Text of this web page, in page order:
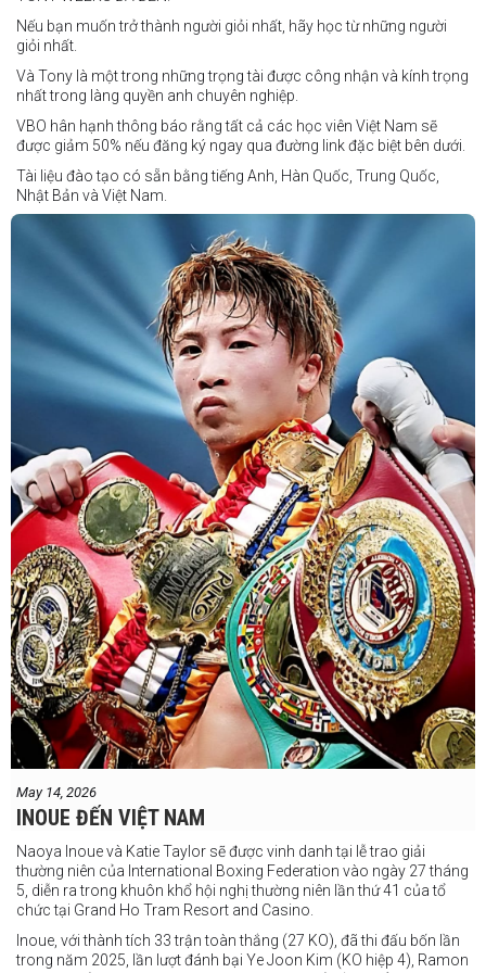
Vincent Siordia vs Kresler Tenorio
Jeffer Rhoy Mendoza vs Eranio Pisador
Mikko Camingawan vs Rovick Embuscado
Meredy Michael vs Aisah Alico
Ian Carl Muyso vs Marvin Zamora
Franz Carl Muyso vs Ariel Antonio
Hãy rủ bạn bè và gia đình cùng tham gia để tận hưởng một ngày
tuyệt vời và chứng kiến QUYỀN ANH Ở ĐỈNH CAO NHẤT!
Nếu bạn muốn trở thành người giỏi nhất, hãy học từ những người
giỏi nhất.
Và Tony là một trong những trọng tài được công nhận và kính trọng
nhất trong làng quyền anh chuyên nghiệp.
VBO hân hạnh thông báo rằng tất cả các học viên Việt Nam sẽ
được giảm 50% nếu đăng ký ngay qua đường link đặc biệt bên dưới.
Tài liệu đào tạo có sẵn bằng tiếng Anh, Hàn Quốc, Trung Quốc,
Nhật Bản và Việt Nam.
Số lượng chỗ có hạn, hãy nhanh tay đăng ký!
May 14, 2026
INOUE ĐẾN VIỆT NAM
Naoya Inoue và Katie Taylor sẽ được vinh danh tại lễ trao giải
thường niên của International Boxing Federation vào ngày 27 tháng
5, diễn ra trong khuôn khổ hội nghị thường niên lần thứ 41 của tổ
chức tại Grand Ho Tram Resort and Casino.
Inoue, với thành tích 33 trận toàn thắng (27 KO), đã thi đấu bốn lần
trong năm 2025, lần lượt đánh bại Ye Joon Kim (KO hiệp 4), Ramon